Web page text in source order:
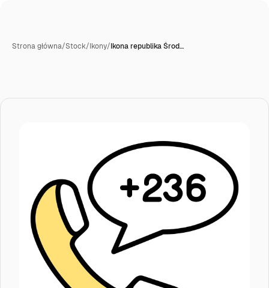
Strona główna/Stock/Ikony/Ikona republika Środ…